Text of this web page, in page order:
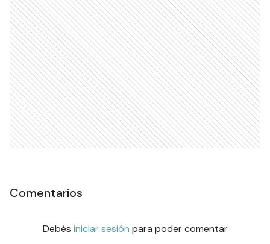
Comentarios
Debés iniciar sesión para poder comentar